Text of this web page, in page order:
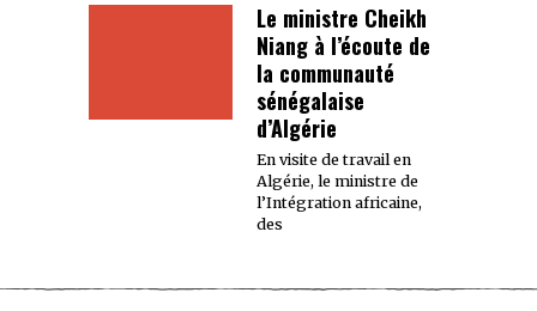
Le ministre Cheikh
Niang à l’écoute de
la communauté
sénégalaise
d’Algérie
En visite de travail en
Algérie, le ministre de
l’Intégration africaine,
des